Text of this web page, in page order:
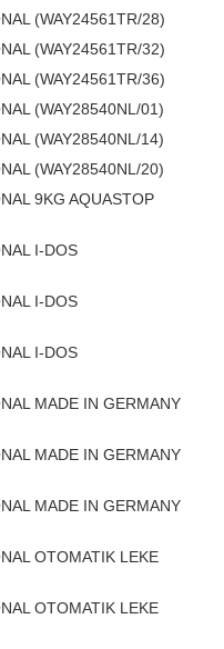
(WAY24561TR/28)
(WAY24561TR/32)
(WAY24561TR/36)
(WAY28540NL/01)
(WAY28540NL/14)
(WAY28540NL/20)
9KG AQUASTOP
I-DOS
I-DOS
I-DOS
MADE IN GERMANY
MADE IN GERMANY
MADE IN GERMANY
OTOMATIK LEKE
OTOMATIK LEKE